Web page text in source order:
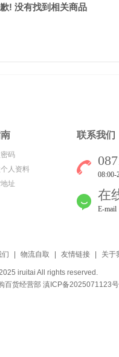
! 没有找到相关商品
码
人资料
址
联系我们
08:00-
在
E-mail
们 | 物流自取 | 友情链接| 关于
iruitai All rights reserved.
百货经营部 滇ICP备2025071123号